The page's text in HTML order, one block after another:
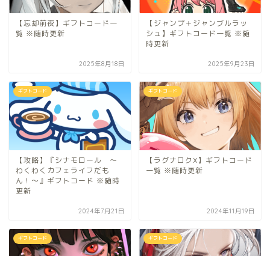
【忘却前夜】ギフトコード一
覧 ※随時更新
2025年8月18日
【ジャンプ＋ジャンブルラッ
シュ】ギフトコード一覧 ※随
時更新
2025年9月23日
ギフトコード
【攻略】『シナモロール ～
わくわくカフェライフだも
ん！～』ギフトコード ※随時
更新
2024年7月21日
ギフトコード
【ラグナロクX】ギフトコード
一覧 ※随時更新
2024年11月19日
ギフトコード ギフトコード